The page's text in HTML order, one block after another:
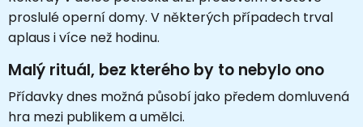
proslulé operní domy. V některých případech trval
aplaus i více než hodinu.
Malý rituál, bez kterého by to nebylo ono
Přídavky dnes možná působí jako předem domluvená
hra mezi publikem a umělci.